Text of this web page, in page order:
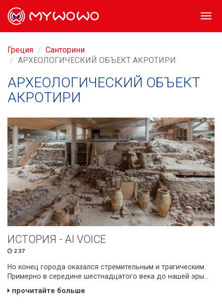
Греция
Санторини
АРХЕОЛОГИЧЕСКИЙ ОБЪЕКТ АКРОТИРИ
АРХЕОЛОГИЧЕСКИЙ ОБЪЕКТ
АКРОТИРИ
ИСТОРИЯ - AI VOICE
2.37
Но конец города оказался стремительным и трагическим.
Примерно в середине шестнадцатого века до нашей эры...
прочитайте больше